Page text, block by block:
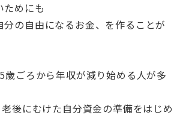
ためにも
分の自由になるお金、を作ることが
歳ごろから年収が減り始める人が多
後にむけた自分資金の準備をはじめ